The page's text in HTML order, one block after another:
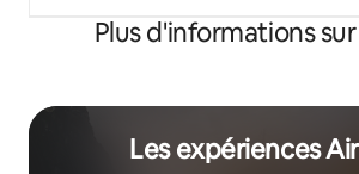
Plus d'informations
Les expériences